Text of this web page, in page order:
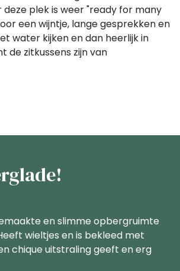
deze plek is weer "ready for many
een wijntje, lange gesprekken en
water kijken en dan heerlijk in
de zitkussens zijn van
en slimme opbergruimte
wieltjes en is bekleed met
chique uitstraling geeft en erg